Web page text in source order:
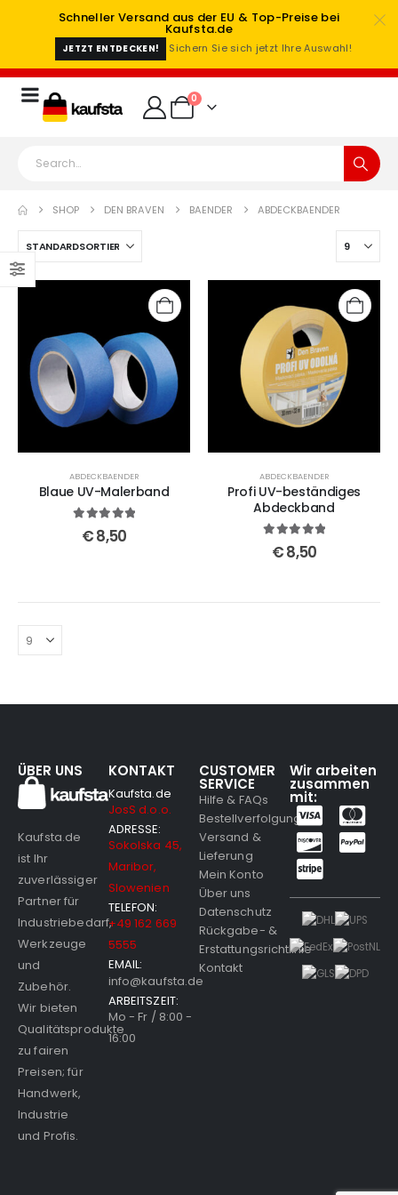
Schneller Versand aus der EU & Top-Preise bei
Kaufsta.de
JETZT ENTDECKEN! Sichern Sie sich jetzt Ihre Auswahl!
0
SHOP DEN BRAVEN BAENDER ABDECKBAENDER
ABDECKBAENDER
Blaue UV-Malerband
out of 5
€8,50
ABDECKBAENDER
Profi UV-beständiges
Abdeckband
out of 5
€8,50
ÜBER UNS
Kaufsta.de
ist Ihr
zuverlässiger
Partner für
Industriebedarf,
Werkzeuge
und
Zubehör.
Wir bieten
Qualitätsprodukte
zu fairen
Preisen; für
Handwerk,
Industrie
und Profis.
KONTAKT
Kaufsta.de
JosS d.o.o.
ADRESSE:
Sokolska 45,
Maribor,
Slowenien
TELEFON:
+49 162 669
5555
EMAIL:
info@kaufsta.de
ARBEITSZEIT:
Mo - Fr / 8:00 -
16:00
CUSTOMER
SERVICE
Hilfe & FAQs
Bestellverfolgung
Versand &
Lieferung
Mein Konto
Über uns
Datenschutz
Rückgabe- &
Erstattungsrichtlinie
Kontakt
Wir arbeiten
zusammen
mit: